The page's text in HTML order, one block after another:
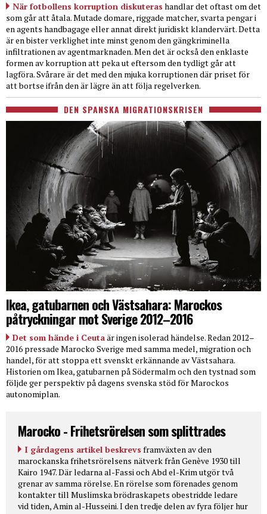
När fotbollens korruption diskuteras handlar det oftast om det
som går att åtala. Mutade domare, riggade matcher, svarta pengar i
en agents handbagage eller annat direkt juridiskt klandervärt. Detta
är en bister verklighet inte minst genom den gängkriminella
infiltrationen av agentmarknaden. Men det är också den enklaste
formen av korruption att peka ut eftersom den tydligt går att
lagföra. Svårare är det med den mjuka korruptionen där priset för
att bortse ifrån den är lägre än att följa regelverken.
DEN SPANSKA MIGRATIONSKRISEN
Ikea, gatubarnen och Västsahara: Marockos
påtryckningar mot Sverige 2012–2016
Det som hände i Ceutaär ingen isolerad händelse. Redan 2012–
2016 pressade Marocko Sverige med samma medel, migration och
handel, för att stoppa ett svenskt erkännande av Västsahara.
Historien om Ikea, gatubarnen på Södermalm och den tystnad som
följde ger perspektiv på dagens svenska stöd för Marockos
autonomiplan.
Marocko - Frihetsrörelsen som splittrades
I gårdagens artikel beskrevs framväxten av den
marockanska frihetsrörelsens nätverk från Genève 1930 till
Kairo 1947. Där ledarna al-Fassi och Abd el-Krim utgör två
grenar av samma rörelse. En rörelse som förenades genom
kontakter till Muslimska brödraskapets obestridde ledare
vid tiden, Amin al-Husseini. I den tredje delen av fyra följer hur